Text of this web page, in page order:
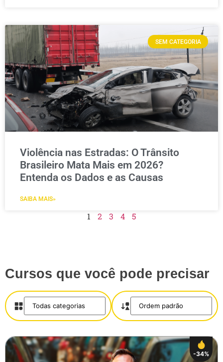
SEM CATEGORIA
Violência nas Estradas: O Trânsito
Brasileiro Mata Mais em 2026?
Entenda os Dados e as Causas
SAIBA MAIS»
1 2 3 4 5
Cursos que você pode precisar
-34%